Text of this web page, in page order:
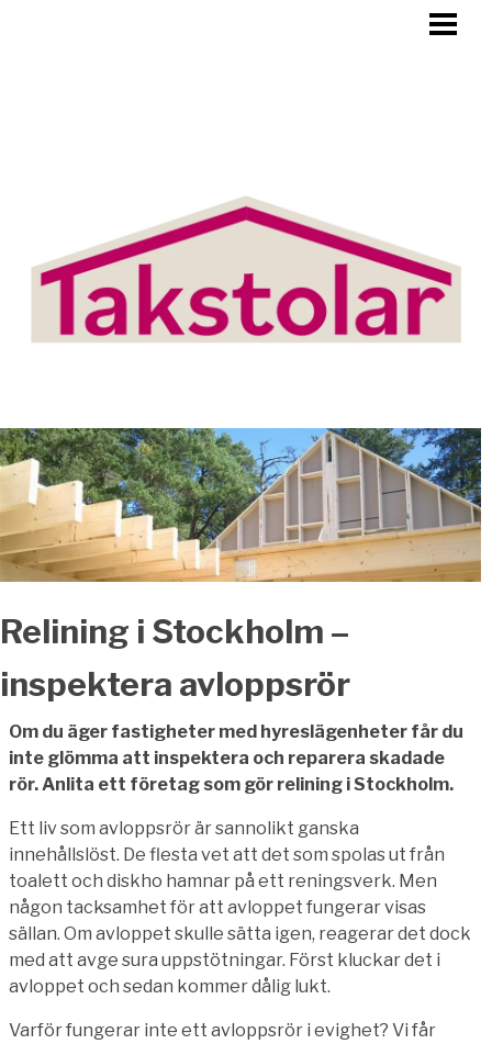
Relining i Stockholm –
inspektera avloppsrör
Om du äger fastigheter med hyreslägenheter får du
inte glömma att inspektera och reparera skadade
rör. Anlita ett företag som gör relining i Stockholm.
Ett liv som avloppsrör är sannolikt ganska
innehållslöst. De flesta vet att det som spolas ut från
toalett och diskho hamnar på ett reningsverk. Men
någon tacksamhet för att avloppet fungerar visas
sällan. Om avloppet skulle sätta igen, reagerar det dock
med att avge sura uppstötningar. Först kluckar det i
avloppet och sedan kommer dålig lukt.
Varför fungerar inte ett avloppsrör i evighet? Vi får